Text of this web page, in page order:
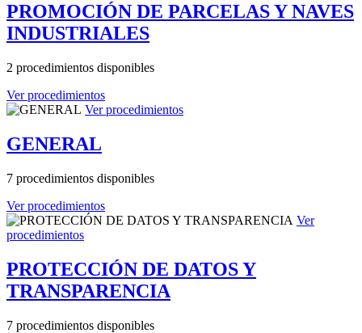
PROMOCIÓN DE PARCELAS Y NAVES
INDUSTRIALES
2 procedimientos disponibles
Ver procedimientos
Ver procedimientos
GENERAL
7 procedimientos disponibles
Ver procedimientos
Ver
procedimientos
PROTECCIÓN DE DATOS Y
TRANSPARENCIA
7 procedimientos disponibles